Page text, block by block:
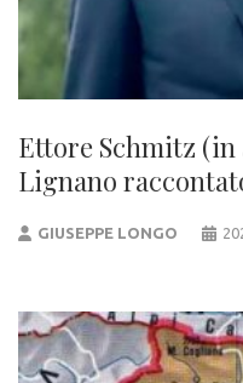
Ettore Schmitz (in
Lignano
GIUSEPPE LONGO